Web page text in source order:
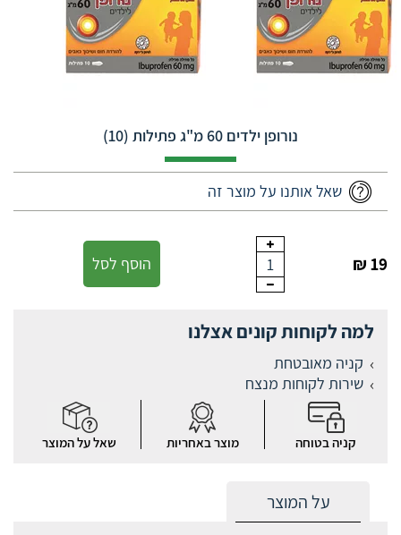
נורופן ילדים 60 מ"ג פתילות (10)
שאל אותנו על מוצר זה
19 ₪
1 הוסף לסל
למה לקוחות קונים אצלנו
קניה מאובטחת
שירות לקוחות מנצח
קניה בטוחה מוצר באחריות שאל על המוצר
על המוצר